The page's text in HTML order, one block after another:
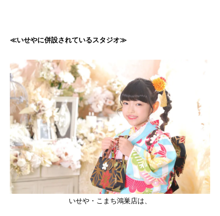
≪いせやに併設されているスタジオ≫
いせや・こまち鴻巣店は、